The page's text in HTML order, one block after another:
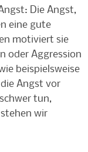
Die Angst,
eine gute
motiviert sie
oder Aggression
beispielsweise
Angst vor
tun,
wir